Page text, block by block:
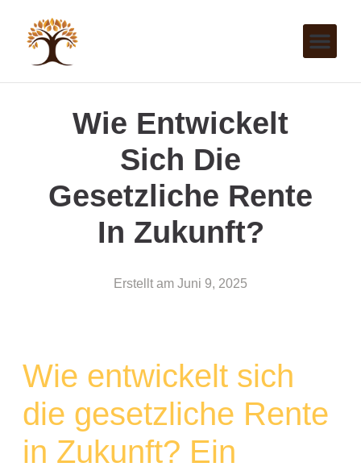
Wie Entwickelt
Sich Die
Gesetzliche Rente
In Zukunft?
Erstellt am Juni 9, 2025
Wie entwickelt sich
die gesetzliche Rente
in Zukunft? Ein